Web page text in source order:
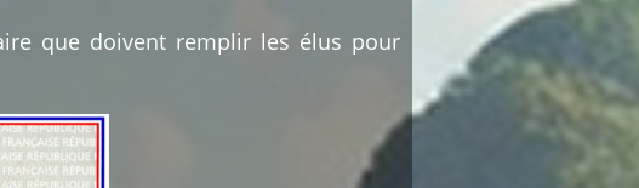
que doivent remplir les élus pour